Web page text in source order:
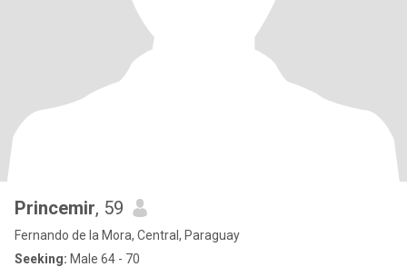
Princemir, 59
Fernando de la Mora, Central, Paraguay
Seeking: Male 64 - 70